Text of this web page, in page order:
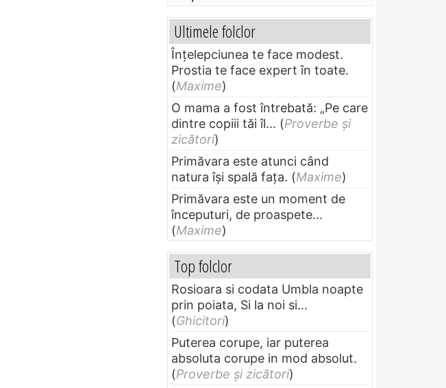
Ultimele folclor
Înțelepciunea te face modest.
Prostia te face expert în toate.
(Maxime)
O mama a fost întrebată: „Pe care
dintre copiii tăi îl... (Proverbe și
zicători)
Primăvara este atunci când
natura își spală fața. (Maxime)
Primăvara este un moment de
începuturi, de proaspete...
(Maxime)
Top folclor
Rosioara si codata Umbla noapte
prin poiata, Si la noi si...
(Ghicitori)
Puterea corupe, iar puterea
absoluta corupe in mod absolut.
(Proverbe și zicători)